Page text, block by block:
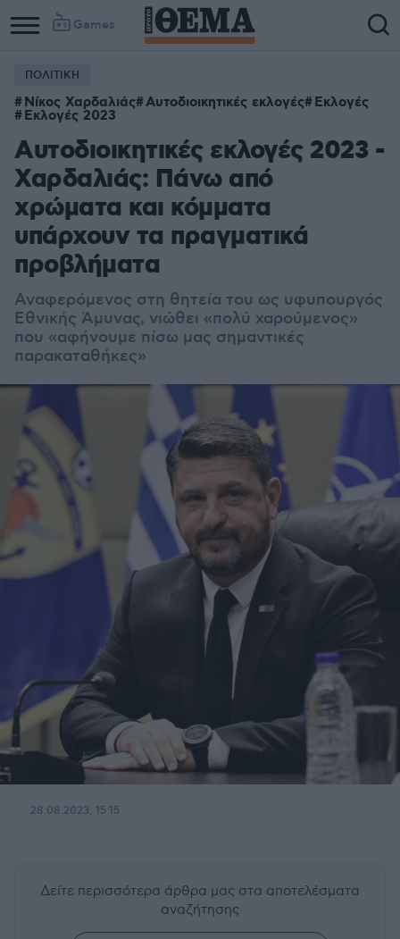
Games
ΠΟΛΙΤΙΚΗ
Νίκος Χαρδαλιάς Αυτοδιοικητικές εκλογές Εκλογές
Εκλογές 2023
Αυτοδιοικητικές εκλογές 2023 -
Χαρδαλιάς: Πάνω από
χρώματα και κόμματα
υπάρχουν τα πραγματικά
προβλήματα
Αναφερόμενος στη θητεία του ως υφυπουργός
Εθνικής Άμυνας, νιώθει «πολύ χαρούμενος»
που «αφήνουμε πίσω μας σημαντικές
παρακαταθήκες»
28.08.2023, 15:15
Δείτε περισσότερα άρθρα μας στα αποτελέσματα
αναζήτησης